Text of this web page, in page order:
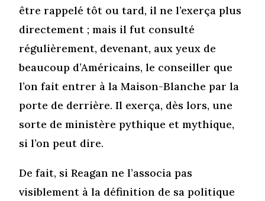
être rappelé tôt ou tard, il ne l’exerça plus
directement ; mais il fut consulté
régulièrement, devenant, aux yeux de
beaucoup d’Américains, le conseiller que
l’on fait entrer à la Maison-Blanche par la
porte de derrière. Il exerça, dès lors, une
sorte de ministère pythique et mythique,
si l’on peut dire.
De fait, si Reagan ne l’associa pas
visiblement à la définition de sa politique